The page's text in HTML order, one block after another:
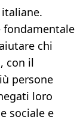
fondamentale
chi
con il
persone
loro
sociale e